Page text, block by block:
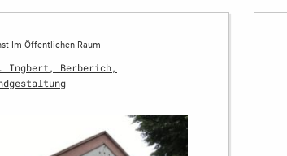
Im Öffentlichen Raum
Ingbert, Berberich,